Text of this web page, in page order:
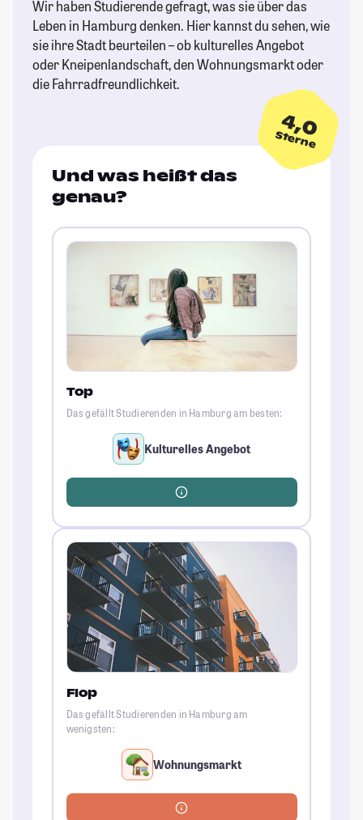
Wir haben Studierende gefragt, was sie über das
Leben in Hamburg denken. Hier kannst du sehen, wie
sie ihre Stadt beurteilen – ob kulturelles Angebot
oder Kneipenlandschaft, den Wohnungsmarkt oder
die Fahrradfreundlichkeit.
4,0
Sterne
Und was heißt das
genau?
Top
Das gefällt Studierenden in Hamburg am besten:
Kulturelles Angebot
Flop
Das gefällt Studierenden in Hamburg am
wenigsten:
Wohnungsmarkt